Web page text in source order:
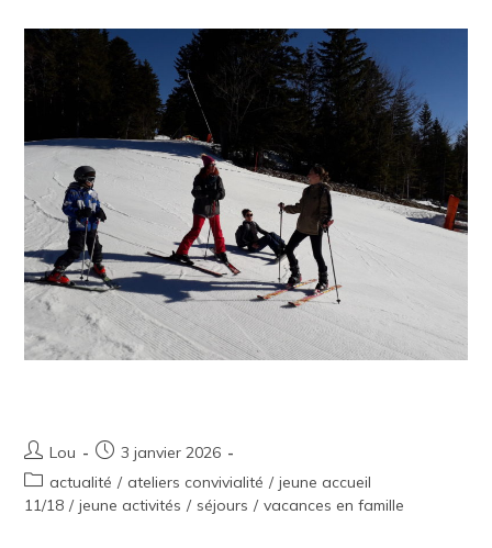
Lou
3 janvier 2026
actualité / ateliers convivialité / jeune accueil
11/18 / jeune activités / séjours / vacances en famille